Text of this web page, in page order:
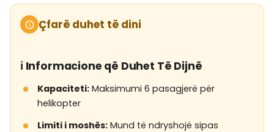
Çfarë duhet të dini
ℹ️ Informacione që Duhet Të Dijnë
Kapaciteti: Maksimumi 6 pasagjerë për
helikopter
Limiti i moshës: Mund të ndryshojë sipas